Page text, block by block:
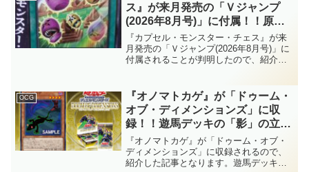
ス』が来月発売の「Ｖジャンプ
(2026年8月号)」に付属！！原作
初期に登場したゲームがOCGに
実装！！モチーフから、レベルで
戦闘の優劣をつけさせる効果を持
『カプセル・モンスター・チェス』が来
月発売の「Ｖジャンプ(2026年8月号)」に
付属されることが判明したので、紹介し
レベルで戦闘の優劣をつけさせる効果を
持つのかな？【遊戯王OCG】
OCG
『オノマトカゲ』が「ドゥーム・
オブ・ディメンションズ」に収
録！！遊馬デッキの「影」の立役
者が「オノマト」の一員に！！墓
地からも特殊召喚できる様にな
り、更にはEXデッキのリソース
『オノマトカゲ』が「ドゥーム・オブ・
ディメンションズ」に収録されるので、
紹介した記事となります。遊馬デッキの